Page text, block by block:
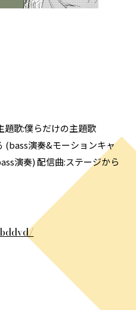
題歌:僕らだけの主題歌
(bass演奏&モーションキャ
演奏) 配信曲:ステージから